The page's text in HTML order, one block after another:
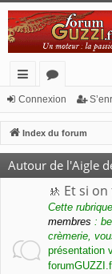
cc
ès
ra
pi
or
u
m
s
Connexion
Index du forum
Autour de l'Aigle
🚸 Et si
Cette
membres :
crèmerie,
présentation